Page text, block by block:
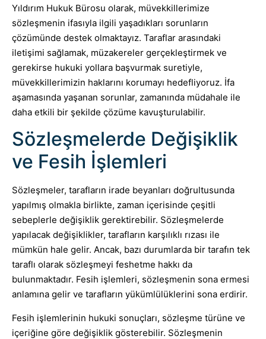
Yıldırım Hukuk Bürosu olarak, müvekkillerimize
sözleşmenin ifasıyla ilgili yaşadıkları sorunların
çözümünde destek olmaktayız. Taraflar arasındaki
iletişimi sağlamak, müzakereler gerçekleştirmek ve
gerekirse hukuki yollara başvurmak suretiyle,
müvekkillerimizin haklarını korumayı hedefliyoruz. İfa
aşamasında yaşanan sorunlar, zamanında müdahale ile
daha etkili bir şekilde çözüme kavuşturulabilir.
Sözleşmelerde Değişiklik
ve Fesih İşlemleri
Sözleşmeler, tarafların irade beyanları doğrultusunda
yapılmış olmakla birlikte, zaman içerisinde çeşitli
sebeplerle değişiklik gerektirebilir. Sözleşmelerde
yapılacak değişiklikler, tarafların karşılıklı rızası ile
mümkün hale gelir. Ancak, bazı durumlarda bir tarafın tek
taraflı olarak sözleşmeyi feshetme hakkı da
bulunmaktadır. Fesih işlemleri, sözleşmenin sona ermesi
anlamına gelir ve tarafların yükümlülüklerini sona erdirir.
Fesih işlemlerinin hukuki sonuçları, sözleşme türüne ve
içeriğine göre değişiklik gösterebilir. Sözleşmenin